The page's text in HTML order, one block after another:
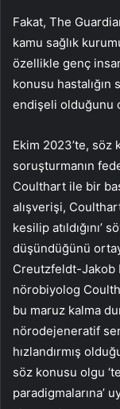
Fakat, The
kamu sağlık
özellikle genç
konusu
endişeli olduğunu
Ekim 2023’te, söz
soruşturmanın
Coulthart ile bir
alışverişi,
kesilip
düşündüğünü
Creutzfeldt-Jakob
nörobiyolog
bu maruz kalma
nörodejeneratif
hızlandırmış
söz konusu olgu
paradigmalarına’